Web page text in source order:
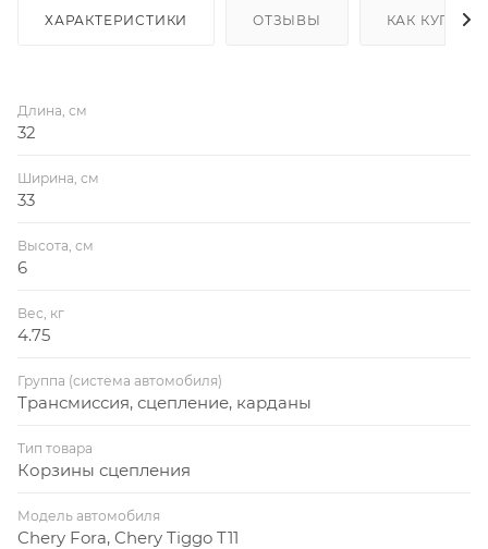
ХАРАКТЕРИСТИКИ ОТЗЫВЫ КАК КУПИТЬ
Длина, см
32
Ширина, см
33
Высота, см
6
Вес, кг
4.75
Группа (система автомобиля)
Трансмиссия, сцепление, карданы
Тип товара
Корзины сцепления
Модель автомобиля
Chery Fora, Chery Tiggo T11